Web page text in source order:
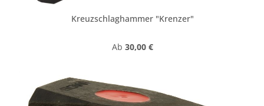
Kreuzschlaghammer "Krenzer"
Regulärer Preis:
Ab 30,00 €